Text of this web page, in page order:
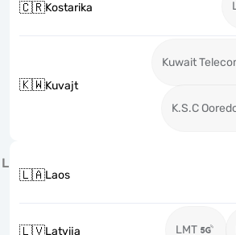
🇨🇷Kostarika
🇰🇼Kuvajt
Kuwait
K.S.C
L
🇱🇦Laos
🇱🇻Latvija LMT